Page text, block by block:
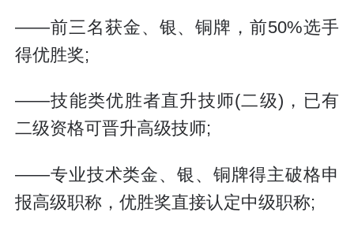
——前三名获金、银、铜牌，前50%选手
得优胜奖;
——技能类优胜者直升技师(二级)，已有
二级资格可晋升高级技师;
——专业技术类金、银、铜牌得主破格申
报高级职称，优胜奖直接认定中级职称;